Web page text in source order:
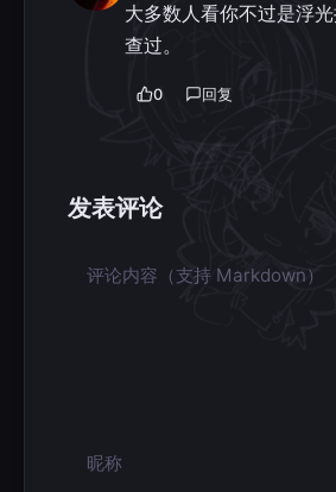
大多数人看你不过是浮
查过。
0 回复
发表评论
评论内容
昵称